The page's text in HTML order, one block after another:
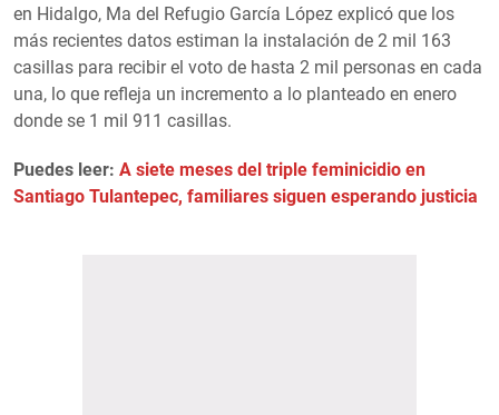
en Hidalgo, Ma del Refugio García López explicó que los
más recientes datos estiman la instalación de 2 mil 163
casillas para recibir el voto de hasta 2 mil personas en cada
una, lo que refleja un incremento a lo planteado en enero
donde se 1 mil 911 casillas.
Puedes leer: A siete meses del triple feminicidio en
Santiago Tulantepec, familiares siguen esperando justicia